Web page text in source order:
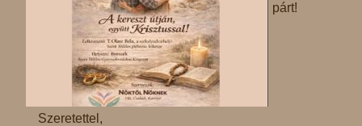
párt!
Szeretettel,